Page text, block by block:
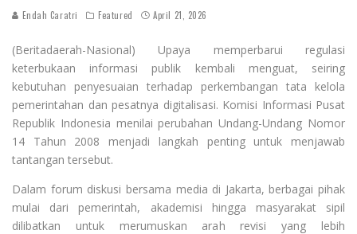
Endah Caratri Featured April 21, 2026
(Beritadaerah-Nasional) Upaya memperbarui regulasi
keterbukaan informasi publik kembali menguat, seiring
kebutuhan penyesuaian terhadap perkembangan tata kelola
pemerintahan dan pesatnya digitalisasi. Komisi Informasi Pusat
Republik Indonesia menilai perubahan Undang-Undang Nomor
14 Tahun 2008 menjadi langkah penting untuk menjawab
tantangan tersebut.
Dalam forum diskusi bersama media di Jakarta, berbagai pihak
mulai dari pemerintah, akademisi hingga masyarakat sipil
dilibatkan untuk merumuskan arah revisi yang lebih